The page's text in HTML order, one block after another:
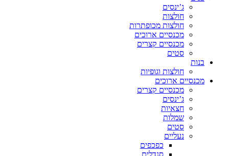
ג’ינסים
חולצות
חולצות מכופתרות
מכנסיים ארוכים
מכנסיים קצרים
סטים
בנות
חולצות וגופיות
מכנסיים ארוכים
מכנסיים קצרים
ג’ינסים
חצאיות
שמלות
סטים
נעליים
כפכפים
סנדלים